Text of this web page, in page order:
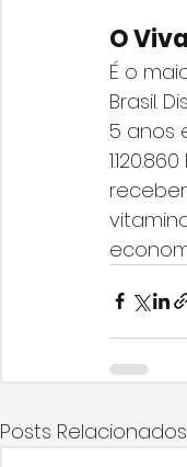
O
É o
Brasil.
5 anos
Posts Relacionados